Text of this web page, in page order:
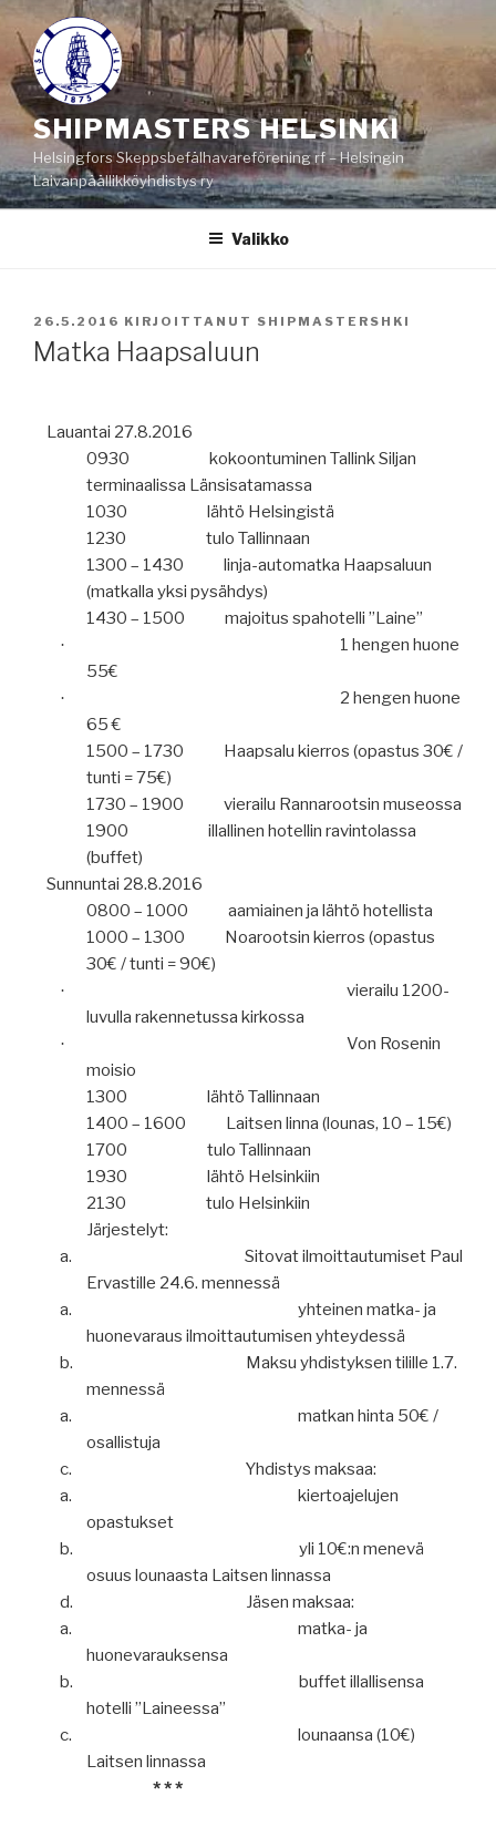
Siirry
sisältöön
SHIPMASTERS HELSINKI
Helsingfors Skeppsbefälhavareförening rf – Helsingin
Laivanpäällikköyhdistys ry
Valikko
JULKAISTU
26.5.2016 KIRJOITTANUT SHIPMASTERSHKI
Matka Haapsaluun
Lauantai 27.8.2016
0930
kokoontuminen Tallink Siljan
terminaalissa Länsisatamassa
1030
lähtö Helsingistä
1230
tulo Tallinnaan
1300 – 1430
linja-automatka Haapsaluun
(matkalla yksi pysähdys)
1430 – 1500
majoitus spahotelli ”Laine”
·
1 hengen huone
55€
·
2 hengen huone
65 €
1500 – 1730
Haapsalu kierros (opastus 30€ /
tunti = 75€)
1730 – 1900
vierailu Rannarootsin museossa
1900
illallinen hotellin ravintolassa
(buffet)
Sunnuntai 28.8.2016
0800 – 1000
aamiainen ja lähtö hotellista
1000 – 1300
Noarootsin kierros (opastus
30€ / tunti = 90€)
·
vierailu 1200-
luvulla rakennetussa kirkossa
·
Von Rosenin
moisio
1300
lähtö Tallinnaan
1400 – 1600
Laitsen linna (lounas, 10 – 15€)
1700
tulo Tallinnaan
1930
lähtö Helsinkiin
2130
tulo Helsinkiin
Järjestelyt:
a.
Sitovat ilmoittautumiset Paul
Ervastille 24.6. mennessä
a.
yhteinen matka- ja
huonevaraus ilmoittautumisen yhteydessä
b.
Maksu yhdistyksen tilille 1.7.
mennessä
a.
matkan hinta 50€ /
osallistuja
c.
Yhdistys maksaa:
a.
kiertoajelujen
opastukset
b.
yli 10€:n menevä
osuus lounaasta Laitsen linnassa
d.
Jäsen maksaa:
a.
matka- ja
huonevarauksensa
b.
buffet illallisensa
hotelli ”Laineessa”
c.
lounaansa (10€)
Laitsen linnassa
* * *